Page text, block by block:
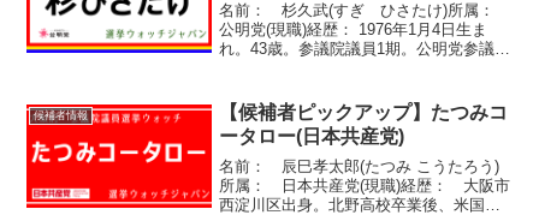
名前： 杉久武(すぎ ひさたけ)所属：
公明党(現職)経歴： 1976年1月4日生ま
れ。43歳。参議院議員1期。公明党参議院
表。元財務大臣政務官。公認会計士、税
理士。米国公...
候補者情報
【候補者ピックアップ】たつみコ
ータロー(日本共産党)
名前： 辰巳孝太郎(たつみ こうたろう)
所属： 日本共産党(現職)経歴： 大阪市
西淀川区出身。北野高校卒業後、米国に